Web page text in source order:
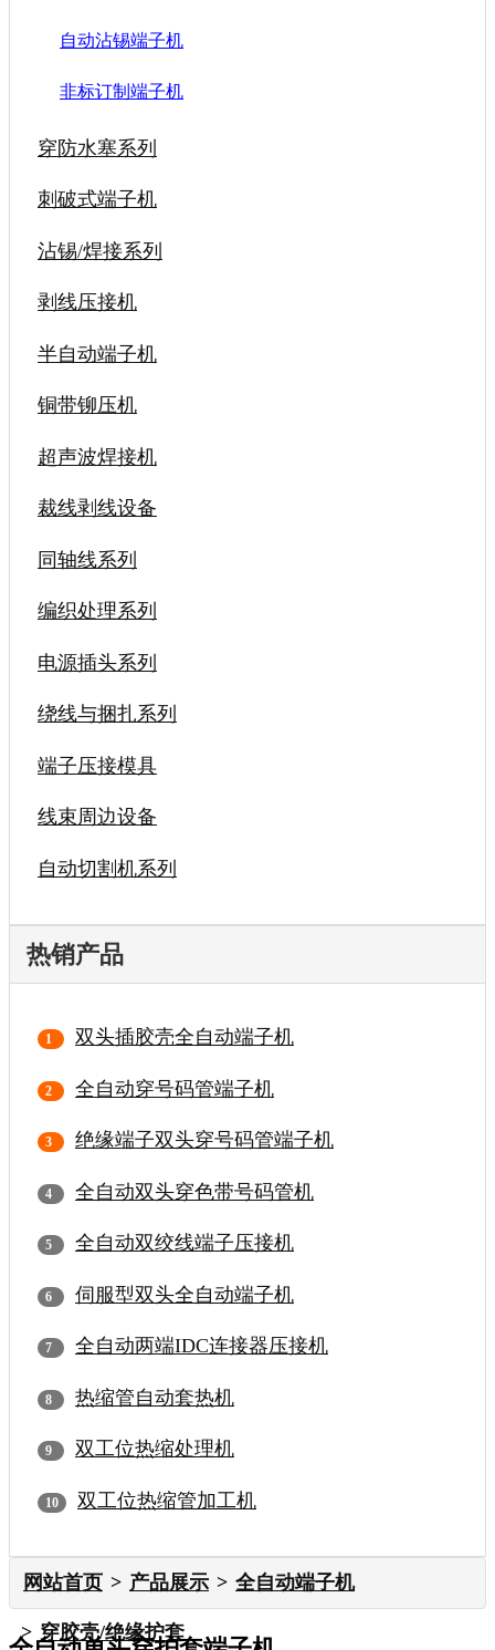
自动沾锡端子机
非标订制端子机
穿防水塞系列
刺破式端子机
沾锡/焊接系列
剥线压接机
半自动端子机
铜带铆压机
超声波焊接机
裁线剥线设备
同轴线系列
编织处理系列
电源插头系列
绕线与捆扎系列
端子压接模具
线束周边设备
自动切割机系列
热销产品
双头插胶壳全自动端子机
全自动穿号码管端子机
绝缘端子双头穿号码管端子机
全自动双头穿色带号码管机
全自动双绞线端子压接机
伺服型双头全自动端子机
全自动两端IDC连接器压接机
热缩管自动套热机
双工位热缩处理机
双工位热缩管加工机
网站首页 产品展示 全自动端子机
穿胶壳/绝缘护套